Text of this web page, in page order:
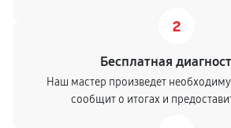
2
Бесплатная
Наш мастер произведет
сообщит о итогах и